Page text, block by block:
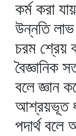
কর্ম করা
উন্নতি লাভ
চরম শ্রেয়
বৈজ্ঞানিক
বলে জ্ঞান
আশ্রয়ভূত
পদার্থ